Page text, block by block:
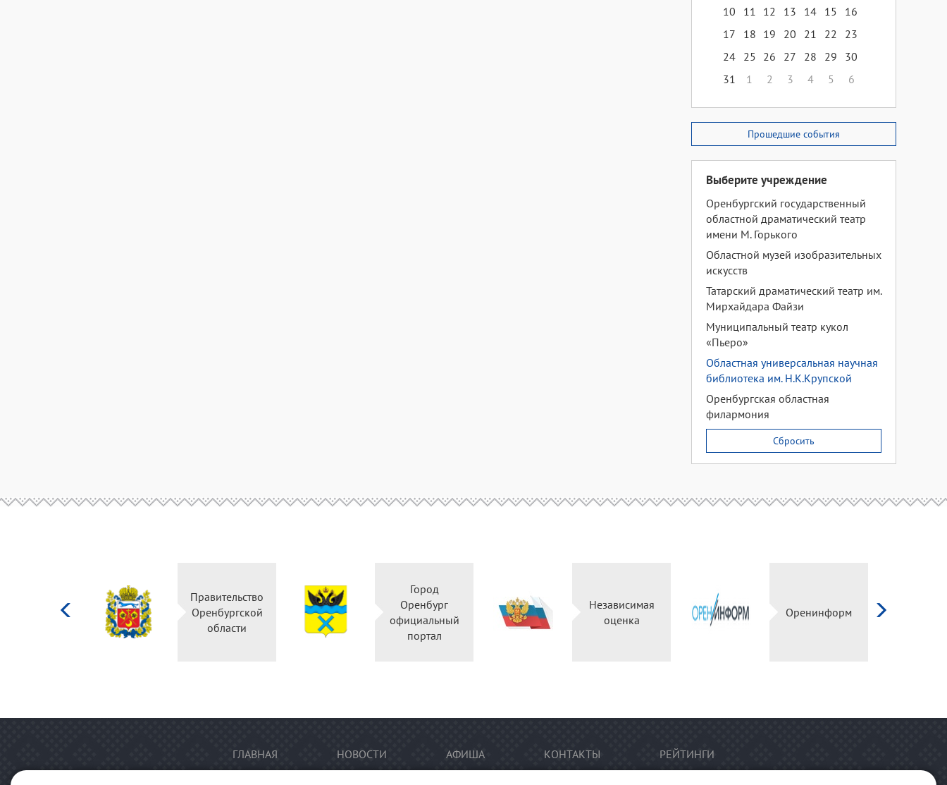
10
11 12 13 14 15
16
17
18 19 20 21 22
23
24 25 26 27 28 29
30
31
1 2 3 4 5 6
Прошедшие события
Выберите учреждение
Оренбургский государственный
областной драматический театр
имени М. Горького
Областной музей изобразительных
искусств
Татарский драматический театр им.
Мирхайдара Файзи
Муниципальный театр кукол
«Пьеро»
Областная универсальная научная
библиотека им. Н.К.Крупской
Оренбургская областная
филармония
Сбросить
Правительство
Оренбургской
области
Город
Оренбург
официальный
портал
Независимая
оценка
Оренинформ
ГЛАВНАЯ НОВОСТИ АФИША КОНТАКТЫ РЕЙТИНГИ